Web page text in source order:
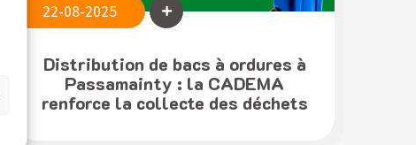
22-08-2025
Distribution de bacs à ordures à
Passamainty : la CADEMA
renforce la collecte des déchets